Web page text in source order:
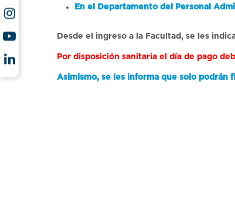
En el Departamento del Personal
Desde el ingreso a la Facultad, se les
Por disposición sanitaria el día de pago
Asimismo, se les informa que solo podrán